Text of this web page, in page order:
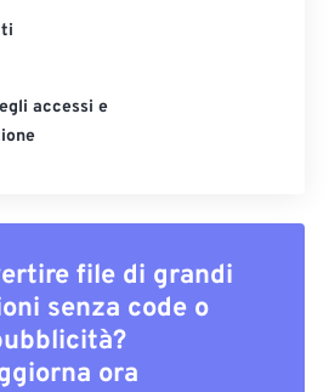
accessi e
file di grandi
senza code o
ora